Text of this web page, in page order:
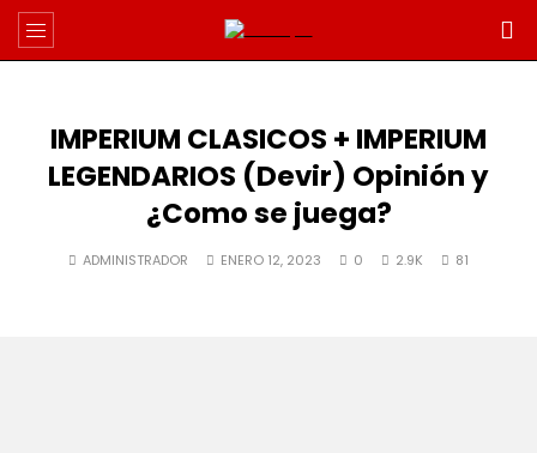
IMPERIUM CLASICOS + IMPERIUM
LEGENDARIOS (Devir) Opinión y
¿Como se juega?
ADMINISTRADOR ENERO 12, 2023 0 2.9K 81